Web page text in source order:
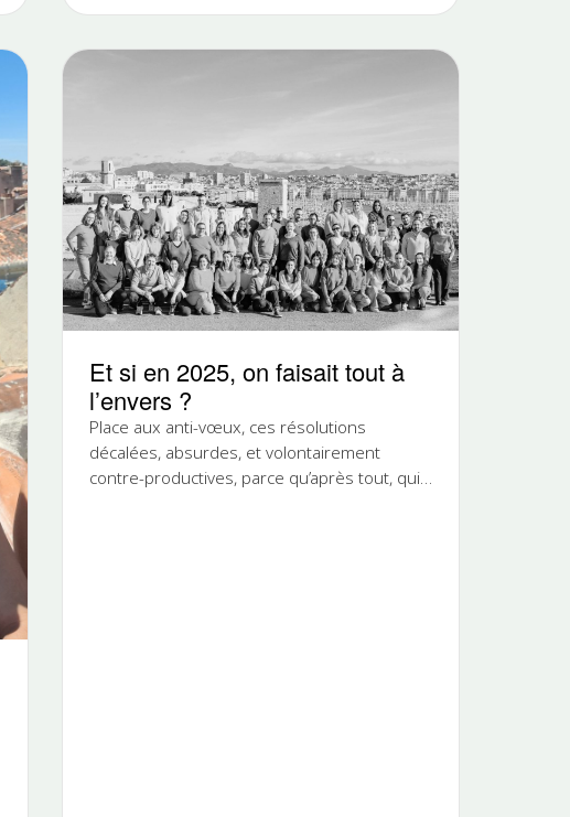
Et si en 2025, on faisait tout à
l’envers ?
Place aux anti-vœux, ces résolutions
décalées, absurdes, et volontairement
contre-productives, parce qu’après tout, qui